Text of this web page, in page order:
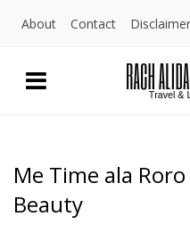
About Contact Disclaimer
Me Time ala
Beauty